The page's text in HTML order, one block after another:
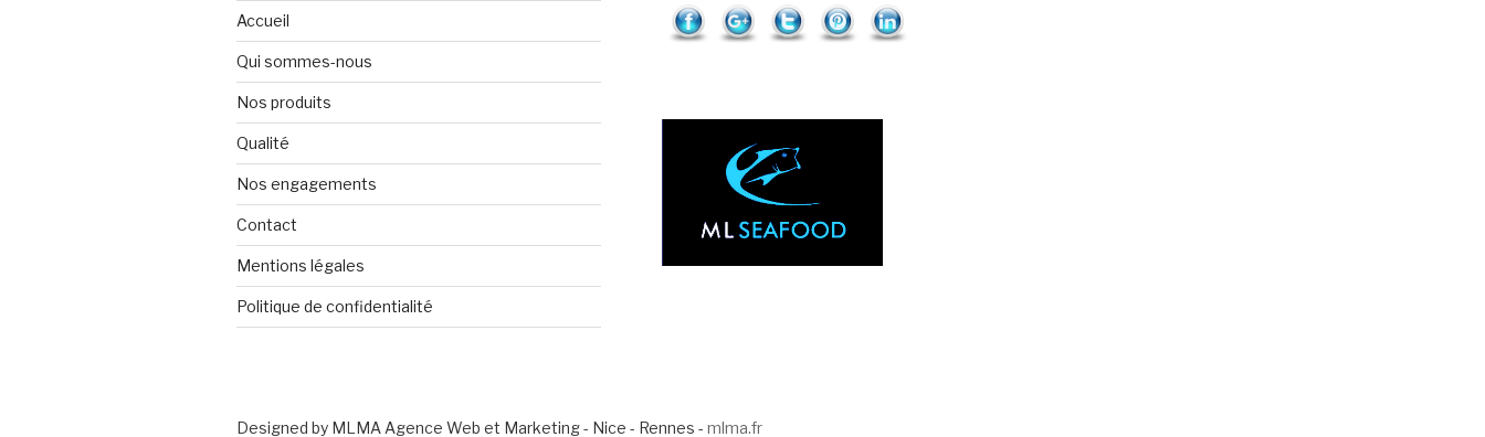
Accueil
Qui sommes-nous
Nos produits
Qualité
Nos engagements
Contact
Mentions légales
Politique de confidentialité
Designed by MLMA Agence Web et Marketing - Nice - Rennes - mlma.fr